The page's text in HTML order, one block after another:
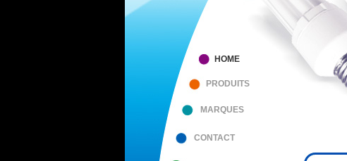
HOME
PRODUITS
MARQUES
CONTACT